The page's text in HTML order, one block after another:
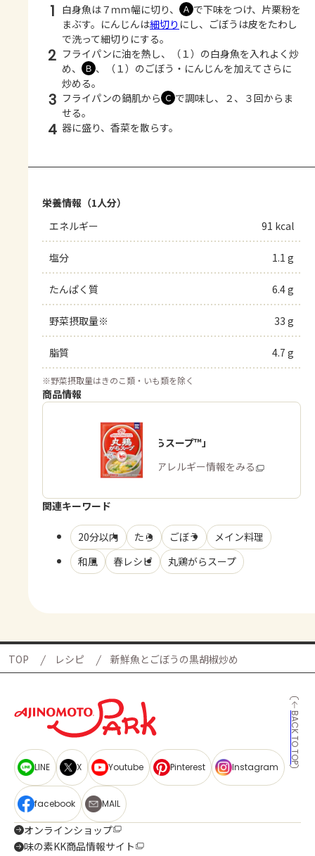
1 白身魚は７ｍｍ幅に切り、 Ａ で下味をつけ、片栗粉を
まぶす。にんじんは細切り にし、ごぼうは皮をたわし
で洗って細切りにする。
2 フライパンに油を熱し、（１）の白身魚を入れよく炒
め、
Ｂ 、（１）のごぼう・にんじんを加えてさらに
炒める。
3 フライパンの鍋肌から Ｃ で調味し、２、３回からま
せる。
4 器に盛り、香菜を散らす。
栄養情報（1人分）
エネルギー
91 kcal
塩分 1.1 g
たんぱく質 6.4 g
野菜摂取量※ 33 g
脂質 4.7 g
※野菜摂取量はきのこ類・いも類を除く
商品情報
「丸鶏がらスープ™」
商品・アレルギー情報をみる
関連キーワード
20分以内 たら ごぼう
メイン料理
和風
春レシピ 丸鶏がらスープ
TOP レシピ 新鮮魚とごぼうの黒胡椒炒め
BACK TO TOP
LINE X Youtube Pinterest Instagram
facebook MAIL
オンラインショップ
味の素KK商品情報サイト